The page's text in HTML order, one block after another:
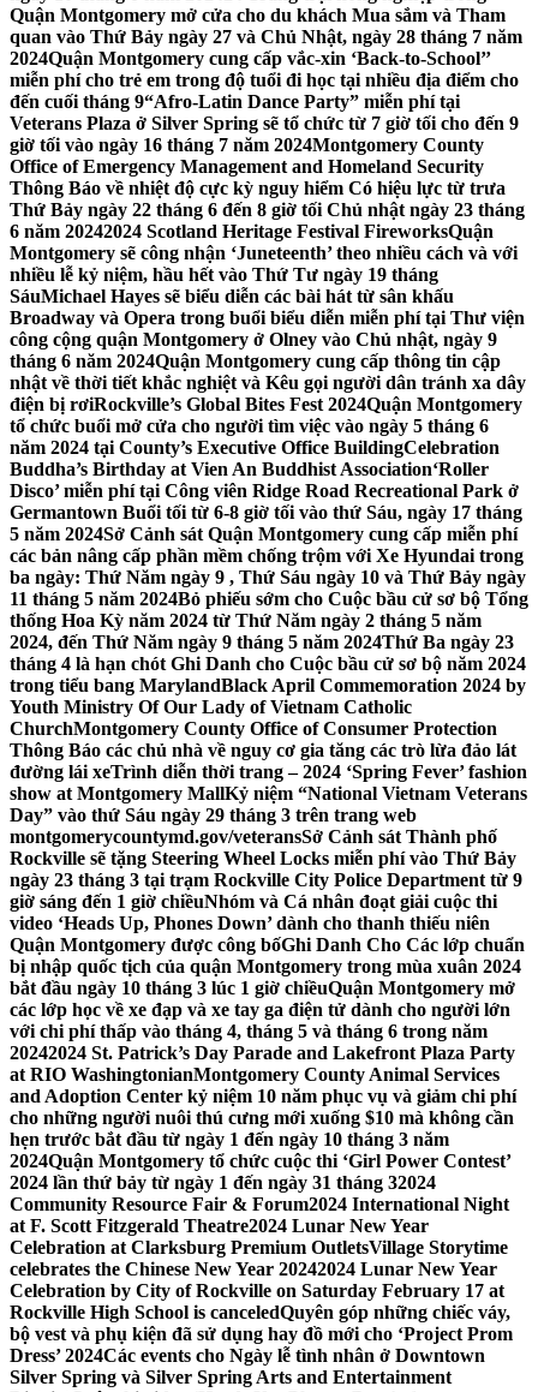
Quận Montgomery mở cửa cho du khách Mua sắm và Tham
quan vào Thứ Bảy ngày 27 và Chủ Nhật, ngày 28 tháng 7 năm
2024Quận Montgomery cung cấp vắc-xin ‘Back-to-School’’
miễn phí cho trẻ em trong độ tuổi đi học tại nhiều địa điểm cho
đến cuối tháng 9“Afro-Latin Dance Party” miễn phí tại
Veterans Plaza ở Silver Spring sẽ tổ chức từ 7 giờ tối cho đến 9
giờ tối vào ngày 16 tháng 7 năm 2024Montgomery County
Office of Emergency Management and Homeland Security
Thông Báo về nhiệt độ cực kỳ nguy hiểm Có hiệu lực từ trưa
Thứ Bảy ngày 22 tháng 6 đến 8 giờ tối Chủ nhật ngày 23 tháng
6 năm 20242024 Scotland Heritage Festival FireworksQuận
Montgomery sẽ công nhận ‘Juneteenth’ theo nhiều cách và với
nhiều lễ kỷ niệm, hầu hết vào Thứ Tư ngày 19 tháng
SáuMichael Hayes sẽ biểu diễn các bài hát từ sân khấu
Broadway và Opera trong buổi biểu diễn miễn phí tại Thư viện
công cộng quận Montgomery ở Olney vào Chủ nhật, ngày 9
tháng 6 năm 2024Quận Montgomery cung cấp thông tin cập
nhật về thời tiết khắc nghiệt và Kêu gọi người dân tránh xa dây
điện bị rơiRockville’s Global Bites Fest 2024Quận Montgomery
tổ chức buổi mở cửa cho người tìm việc vào ngày 5 tháng 6
năm 2024 tại County’s Executive Office BuildingCelebration
Buddha’s Birthday at Vien An Buddhist Association‘Roller
Disco’ miễn phí tại Công viên Ridge Road Recreational Park ở
Germantown Buổi tối từ 6-8 giờ tối vào thứ Sáu, ngày 17 tháng
5 năm 2024Sở Cảnh sát Quận Montgomery cung cấp miễn phí
các bản nâng cấp phần mềm chống trộm với Xe Hyundai trong
ba ngày: Thứ Năm ngày 9 , Thứ Sáu ngày 10 và Thứ Bảy ngày
11 tháng 5 năm 2024Bỏ phiếu sớm cho Cuộc bầu cử sơ bộ Tổng
thống Hoa Kỳ năm 2024 từ Thứ Năm ngày 2 tháng 5 năm
2024, đến Thứ Năm ngày 9 tháng 5 năm 2024Thứ Ba ngày 23
tháng 4 là hạn chót Ghi Danh cho Cuộc bầu cử sơ bộ năm 2024
trong tiểu bang MarylandBlack April Commemoration 2024 by
Youth Ministry Of Our Lady of Vietnam Catholic
ChurchMontgomery County Office of Consumer Protection
Thông Báo các chủ nhà về nguy cơ gia tăng các trò lừa đảo lát
đường lái xeTrình diễn thời trang – 2024 ‘Spring Fever’ fashion
show at Montgomery MallKỷ niệm “National Vietnam Veterans
Day” vào thứ Sáu ngày 29 tháng 3 trên trang web
montgomerycountymd.gov/veteransSở Cảnh sát Thành phố
Rockville sẽ tặng Steering Wheel Locks miễn phí vào Thứ Bảy
ngày 23 tháng 3 tại trạm Rockville City Police Department từ 9
giờ sáng đến 1 giờ chiềuNhóm và Cá nhân đoạt giải cuộc thi
video ‘Heads Up, Phones Down’ dành cho thanh thiếu niên
Quận Montgomery được công bốGhi Danh Cho Các lớp chuẩn
bị nhập quốc tịch của quận Montgomery trong mùa xuân 2024
bắt đầu ngày 10 tháng 3 lúc 1 giờ chiềuQuận Montgomery mở
các lớp học về xe đạp và xe tay ga điện tử dành cho người lớn
với chi phí thấp vào tháng 4, tháng 5 và tháng 6 trong năm
20242024 St. Patrick’s Day Parade and Lakefront Plaza Party
at RIO WashingtonianMontgomery County Animal Services
and Adoption Center kỷ niệm 10 năm phục vụ và giảm chi phí
cho những người nuôi thú cưng mới xuống $10 mà không cần
hẹn trước bắt đầu từ ngày 1 đến ngày 10 tháng 3 năm
2024Quận Montgomery tổ chức cuộc thi ‘Girl Power Contest’
2024 lần thứ bảy từ ngày 1 đến ngày 31 tháng 32024
Community Resource Fair & Forum2024 International Night
at F. Scott Fitzgerald Theatre2024 Lunar New Year
Celebration at Clarksburg Premium OutletsVillage Storytime
celebrates the Chinese New Year 20242024 Lunar New Year
Celebration by City of Rockville on Saturday February 17 at
Rockville High School is canceledQuyên góp những chiếc váy,
bộ vest và phụ kiện đã sử dụng hay đồ mới cho ‘Project Prom
Dress’ 2024Các events cho Ngày lễ tình nhân ở Downtown
Silver Spring và Silver Spring Arts and Entertainment